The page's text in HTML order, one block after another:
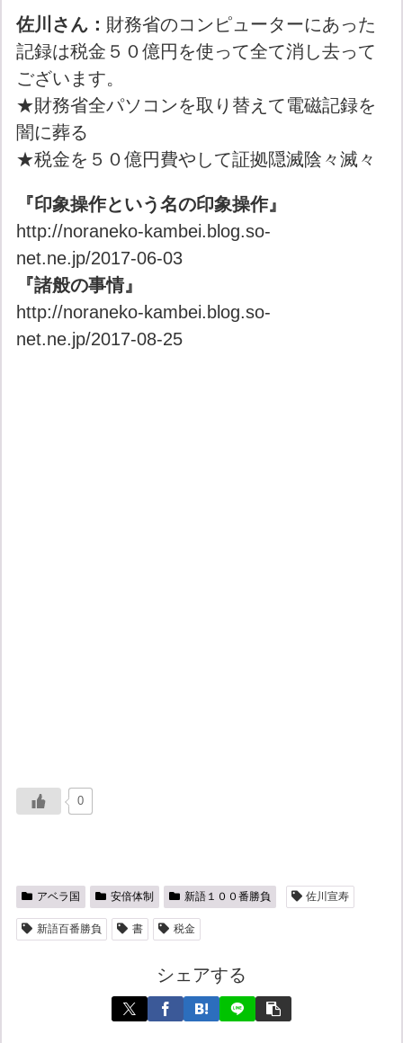
佐川さん： 財務省のコンピューターにあった
記録は税金５０億円を使って全て消し去って
ございます。
★財務省全パソコンを取り替えて電磁記録を
闇に葬る
★税金を５０億円費やして証拠隠滅陰々滅々
『印象操作という名の印象操作』
http://noraneko-kambei.blog.so-
net.ne.jp/2017-06-03
『諸般の事情』
http://noraneko-kambei.blog.so-
net.ne.jp/2017-08-25
0
アベラ国 安倍体制 新語１００番勝負 佐川宣寿
新語百番勝負 書 税金
シェアする